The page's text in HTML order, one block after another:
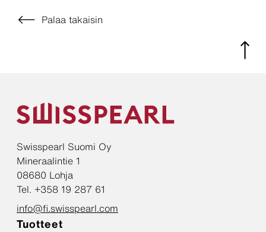
Palaa takaisin
Swisspearl Suomi Oy
Mineraalintie 1
08680 Lohja
Tel. +358 19 287 61
info@fi.swisspearl.com
Tuotteet